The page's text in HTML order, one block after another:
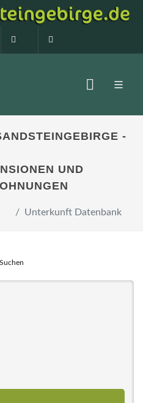
0160 99873408
-
UND
Unterkunft Datenbank